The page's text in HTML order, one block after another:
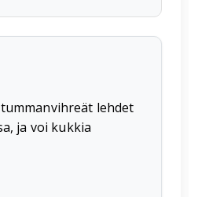
lehdet
ja voi kukkia